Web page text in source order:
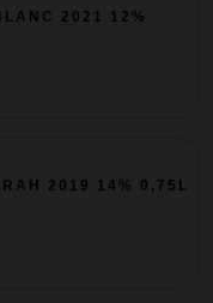
2021 12%
2019 14% 0,75L